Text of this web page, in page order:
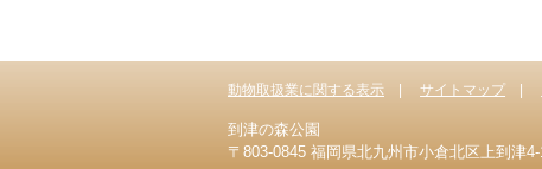
動物取扱業に関する表示 サイトマップ
到津の森公園
〒803-0845 福岡県北九州市小倉北区上到